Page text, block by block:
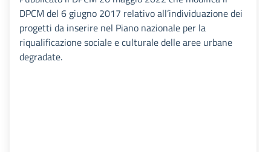
DPCM del 6 giugno 2017 relativo all’individuazione dei
progetti da inserire nel Piano nazionale per la
riqualificazione sociale e culturale delle aree urbane
degradate.